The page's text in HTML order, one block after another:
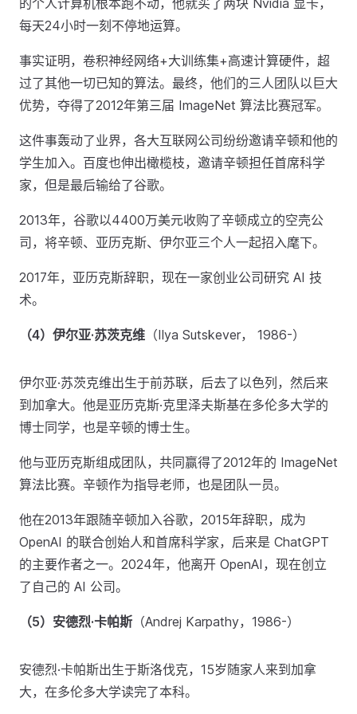
的个人计算机根本跑不动，他就买了两块 Nvidia 显卡，
每天24小时一刻不停地运算。
事实证明，卷积神经网络+大训练集+高速计算硬件，超
过了其他一切已知的算法。最终，他们的三人团队以巨大
优势，夺得了2012年第三届 ImageNet 算法比赛冠军。
这件事轰动了业界，各大互联网公司纷纷邀请辛顿和他的
学生加入。百度也伸出橄榄枝，邀请辛顿担任首席科学
家，但是最后输给了谷歌。
2013年，谷歌以4400万美元收购了辛顿成立的空壳公
司，将辛顿、亚历克斯、伊尔亚三个人一起招入麾下。
2017年，亚历克斯辞职，现在一家创业公司研究 AI 技
术。
（4）伊尔亚·苏茨克维 （Ilya Sutskever， 1986-）
伊尔亚·苏茨克维出生于前苏联，后去了以色列，然后来
到加拿大。他是亚历克斯·克里泽夫斯基在多伦多大学的
博士同学，也是辛顿的博士生。
他与亚历克斯组成团队，共同赢得了2012年的 ImageNet
算法比赛。辛顿作为指导老师，也是团队一员。
他在2013年跟随辛顿加入谷歌，2015年辞职，成为
OpenAI 的联合创始人和首席科学家，后来是 ChatGPT
的主要作者之一。2024年，他离开 OpenAI，现在创立
了自己的 AI 公司。
（5）安德烈·卡帕斯 （Andrej Karpathy，1986-）
安德烈·卡帕斯出生于斯洛伐克，15岁随家人来到加拿
大，在多伦多大学读完了本科。